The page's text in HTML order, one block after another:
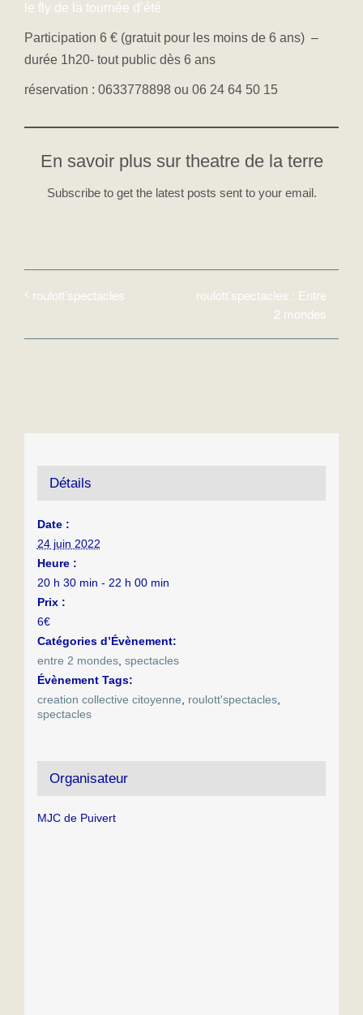
le fly de la tournée d’été
Participation 6 € (gratuit pour les moins de 6 ans) –
durée 1h20- tout public dès 6 ans
réservation : 0633778898 ou 06 24 64 50 15
En savoir plus sur theatre de la terre
Subscribe to get the latest posts sent to your email.
roulott’spectacles
roulott’spectacles : Entre
2 mondes
Détails
Date :
24 juin 2022
Heure :
20 h 30 min - 22 h 00 min
Prix :
6€
Catégories d’Évènement:
entre 2 mondes, spectacles
Évènement Tags:
creation collective citoyenne
roulott'spectacles,
spectacles
Organisateur
MJC de Puivert